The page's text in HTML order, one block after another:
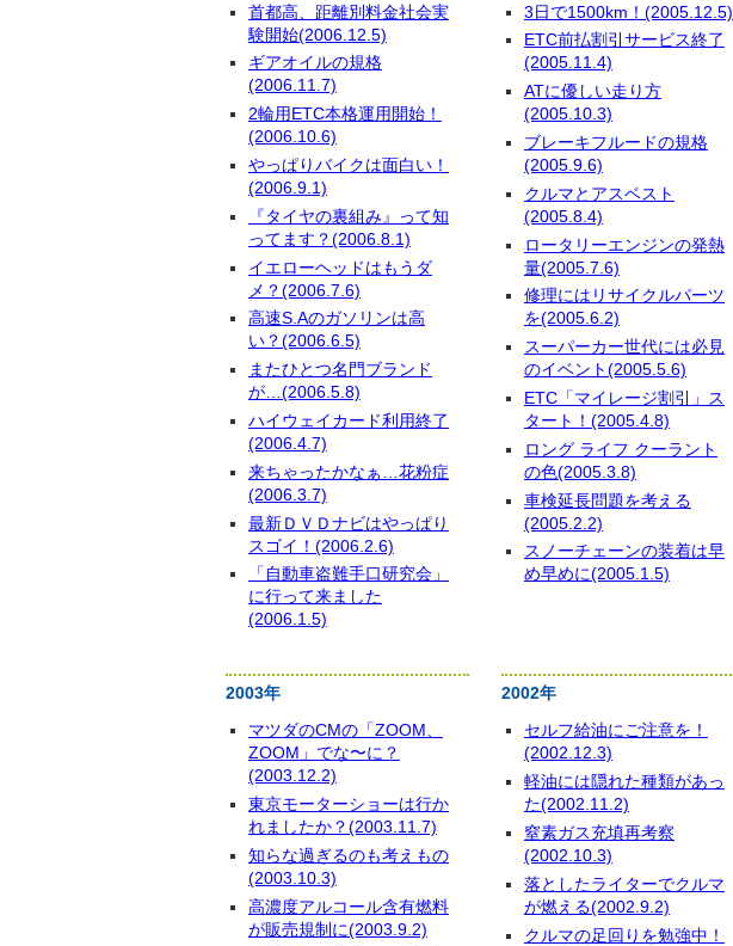
首都高、距離別料金社会実
験開始(2006.12.5)
ギアオイルの規格
(2006.11.7)
2輪用ETC本格運用開始！
(2006.10.6)
やっぱりバイクは面白い！
(2006.9.1)
『タイヤの裏組み』って知
ってます？(2006.8.1)
イエローヘッドはもうダ
メ？(2006.7.6)
高速S.Aのガソリンは高
い？(2006.6.5)
またひとつ名門ブランド
が…(2006.5.8)
ハイウェイカード利用終了
(2006.4.7)
来ちゃったかなぁ…花粉症
(2006.3.7)
最新ＤＶＤナビはやっぱり
スゴイ！(2006.2.6)
「自動車盗難手口研究会」
に行って来ました
(2006.1.5)
3日で1500km！(2005.12.5)
ETC前払割引サービス終了
(2005.11.4)
ATに優しい走り方
(2005.10.3)
ブレーキフルードの規格
(2005.9.6)
クルマとアスベスト
(2005.8.4)
ロータリーエンジンの発熱
量(2005.7.6)
修理にはリサイクルパーツ
を(2005.6.2)
スーパーカー世代には必見
のイベント(2005.5.6)
ETC「マイレージ割引」ス
タート！(2005.4.8)
ロング ライフ クーラント
の色(2005.3.8)
車検延長問題を考える
(2005.2.2)
スノーチェーンの装着は早
め早めに(2005.1.5)
2003年
マツダのCMの「ZOOM、
ZOOM」でな〜に？
(2003.12.2)
東京モーターショーは行か
れましたか？(2003.11.7)
知らな過ぎるのも考えもの
(2003.10.3)
高濃度アルコール含有燃料
が販売規制に(2003.9.2)
2002年
セルフ給油にご注意を！
(2002.12.3)
軽油には隠れた種類があっ
た(2002.11.2)
窒素ガス充填再考察
(2002.10.3)
落としたライターでクルマ
が燃える(2002.9.2)
クルマの足回りを勉強中！